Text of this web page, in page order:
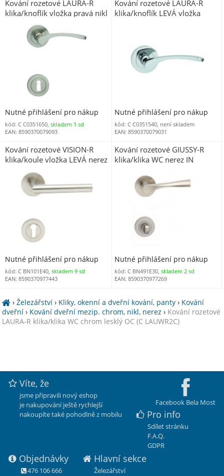
Kování rozetové LAURA-R
klika/knoflík vložka pravá nikl
matný ONS (C LAURRVNM)
Nutné přihlášení pro nákup
kód: C C0351650, skladem 1 sd
EAN: 8590370079093
Kování rozetové LAURA-R
klika/knoflík LEVÁ vložka
Nutné přihlášení pro nákup
kód: C C0351540, není skladem
EAN: 8590370079031
Kování rozetové VISION-R
klika/koule vložka LEVÁ nerez
Nutné přihlášení pro nákup
kód: C BN101E40, skladem 9 sd
EAN: 8590370977443
Kování rozetové GIUSSY-R
klika/klika WC nerez IN
Nutné přihlášení pro nákup
kód: C BN491E30,skladem 2 sd
EAN: 8590370977269
›Železářství › Kliky, okenní a dveřní kování, panty › Kování
dveřní › Kování dveřní mezip. chrom, nikl, nerez › Kování rozetové
LAURA-R klika/klika WC chrom lesklý OC (C LAUWR2C)
Facebook Bela Most
Víte, že
jsme připravili nový eshop
je nakupování ještě rychlejší
nakoupíte také pohodlně z mobilu
Pro info
Sdílet stránku
F.A.Q.
GDPR
Objednávky
476 106 666
Hlavní sekce
Železářství